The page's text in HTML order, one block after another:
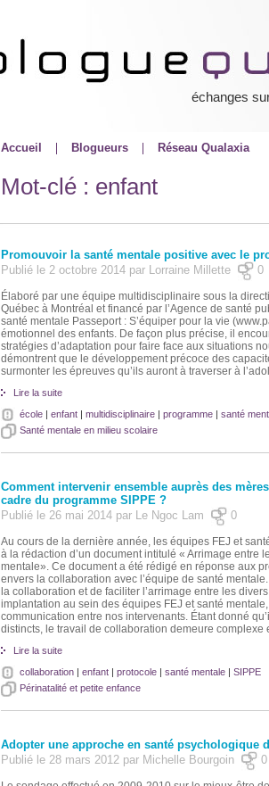
échanges
Accueil Blogueurs Réseau Qualaxia
Mot-clé : enfant
Promouvoir la santé mentale positive avec le
Publié le 2 octobre 2014 par Lorraine Millette
0
Élaboré par une équipe multidisciplinaire sous la
Québec à Montréal et financé par l’Agence de santé
santé mentale Passeport : S’équiper pour la vie
émotionnel des enfants. De façon plus précise, il
stratégies d’adaptation pour faire face aux situations
démontrent que le développement précoce des
surmonter les épreuves qu’ils auront à traverser à
Lire la suite
école| enfant| multidisciplinaire| programme| santé
Santé mentale en milieu scolaire
Comment intervenir ensemble auprès des
cadre du programme SIPPE ?
Publié le 26 mai 2014 par Le Ngoc Lam
0
Au cours de la dernière année, les équipes FEJ et
à la rédaction d’un document intitulé « Arrimage entre
mentale». Ce document a été rédigé en réponse aux
envers la collaboration avec l’équipe de santé
la collaboration et de faciliter l’arrimage entre les
implantation au sein des équipes FEJ et santé
communication entre nos intervenants. Étant donné
distincts, le travail de collaboration demeure complexe
Lire la suite
collaboration| enfant| protocole| santé mentale| SIPPE
Périnatalité et petite enfance
Adopter une approche en santé psychologique
Publié le 28 mars 2012 par Michelle Bourgoin
0